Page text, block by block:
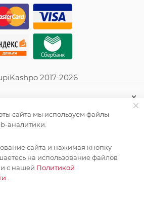
2017-2026
НА РАССЫЛКУ
сайта мы используем файлы
аналитики.
сайта и нажимая кнопку
на использование файлов
с нашей Политикой